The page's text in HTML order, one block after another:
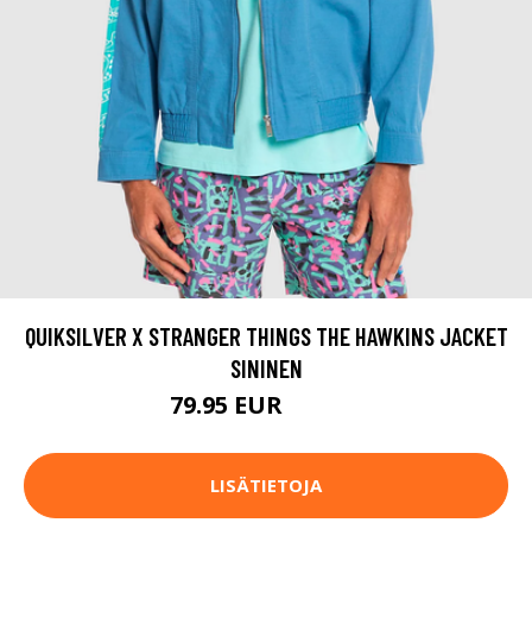
QUIKSILVER X STRANGER THINGS THE HAWKINS JACKET
SININEN
79.95 EUR
LISÄTIETOJA